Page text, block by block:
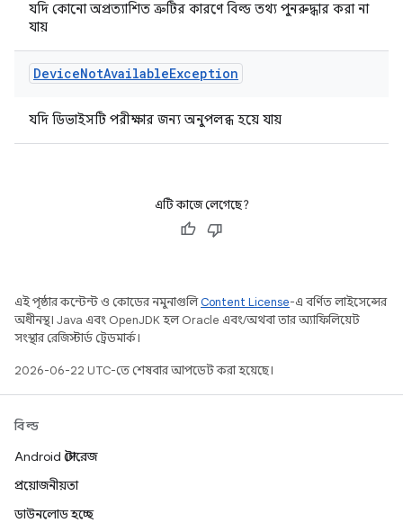
যদি কোনো অপ্রত্যাশিত ত্রুটির কারণে বিল্ড তথ্য পুনরুদ্ধার করা না
যায়
DeviceNotAvailableException
যদি ডিভাইসটি পরীক্ষার জন্য অনুপলব্ধ হয়ে যায়
এটি কাজে লেগেছে?
এই পৃষ্ঠার কন্টেন্ট ও কোডের নমুনাগুলিContent License-এ বর্ণিত লাইসেন্সের
অধীনস্থ। Java এবং OpenJDK হল Oracle এবং/অথবা তার অ্যাফিলিয়েট
সংস্থার রেজিস্টার্ড ট্রেডমার্ক।
2026-06-22 UTC-তে শেষবার আপডেট করা হয়েছে।
বিল্ড
Android স্টোরেজ
প্রয়োজনীয়তা
ডাউনলোড হচ্ছে